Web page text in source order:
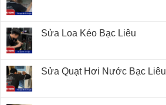
Sửa Loa Kéo Bạc Liêu
Sửa Quạt Hơi Nước Bạc Liêu